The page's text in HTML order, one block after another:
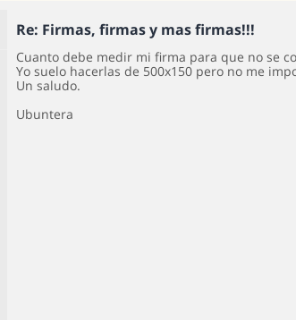
Re: Firmas, firmas y mas firmas!!!
Cuanto debe medir mi firma para que no se
Yo suelo hacerlas de 500x150 pero no me
Un saludo.
Ubuntera